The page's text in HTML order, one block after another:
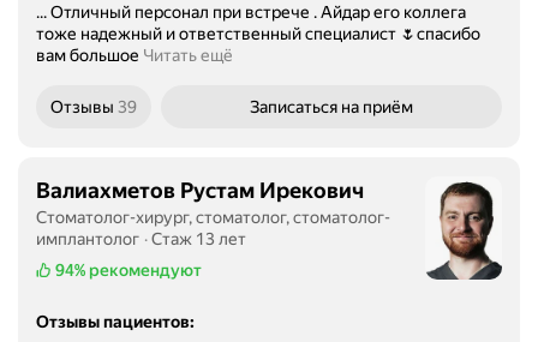
... Отличный персонал при встрече . Айдар его коллега
тоже надежный и ответственный специалист 🌷спасибо
вам большое Читать ещё
Отзывы 39 Записаться на приём
Валиахметов Рустам Ирекович
Стоматолог-хирург, стоматолог, стоматолог-
имплантолог
Стаж 13 лет
94% рекомендуют
Отзывы пациентов: